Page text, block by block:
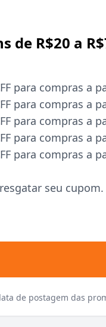
de R$20 a
para compras a
para compras a
para compras a
para compras a
para compras a
seu cupom.
de postagem das